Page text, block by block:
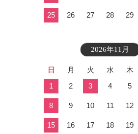
25 26 27 28 29
2026年11月
日 月 火 水 木
1
2 3 4 5
8 9 10 11 12
15 16 17 18 19